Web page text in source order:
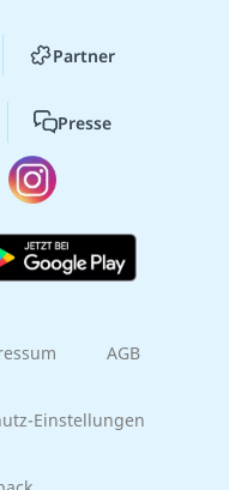
Partner
Presse
AGB
Einstellungen